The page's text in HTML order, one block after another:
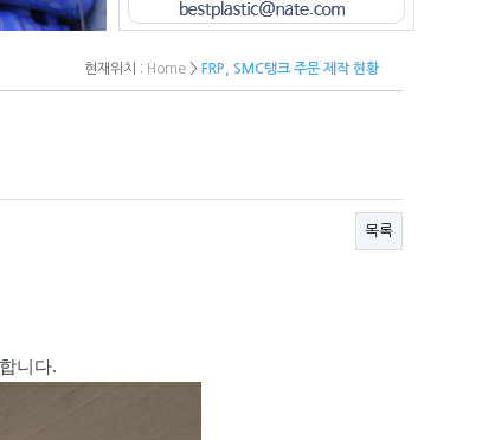
현재위치 : Home > FRP, SMC탱크 주문 제작 현황
목록
니다.